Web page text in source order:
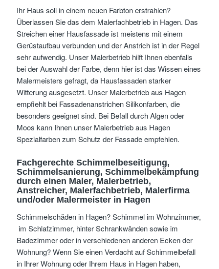
Ihr Haus soll in einem neuen Farbton erstrahlen?
Überlassen Sie das dem Malerfachbetrieb in Hagen. Das
Streichen einer Hausfassade ist meistens mit einem
Gerüstaufbau verbunden und der Anstrich ist in der Regel
sehr aufwendig. Unser Malerbetrieb hilft Ihnen ebenfalls
bei der Auswahl der Farbe, denn hier ist das Wissen eines
Malermeisters gefragt, da Hausfassaden starker
Witterung ausgesetzt. Unser Malerbetrieb aus Hagen
empfiehlt bei Fassadenanstrichen Silikonfarben, die
besonders geeignet sind. Bei Befall durch Algen oder
Moos kann Ihnen unser Malerbetrieb aus Hagen
Spezialfarben zum Schutz der Fassade empfehlen.
Fachgerechte Schimmelbeseitigung,
Schimmelsanierung, Schimmelbekämpfung
durch einen Maler, Malerbetrieb,
Anstreicher, Malerfachbetrieb, Malerfirma
und/oder Malermeister in Hagen
Schimmelschäden in Hagen? Schimmel im Wohnzimmer,
im Schlafzimmer, hinter Schrankwänden sowie im
Badezimmer oder in verschiedenen anderen Ecken der
Wohnung? Wenn Sie einen Verdacht auf Schimmelbefall
in Ihrer Wohnung oder Ihrem Haus in Hagen haben,